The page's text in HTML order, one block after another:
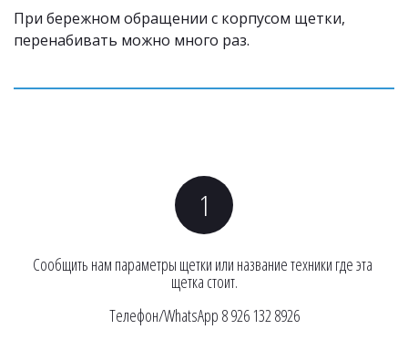
При бережном обращении с корпусом щетки,
перенабивать можно много раз.
Сообщить нам параметры щетки или название техники где эта
щетка стоит.
Телефон/WhatsApp 8 926 132 8926